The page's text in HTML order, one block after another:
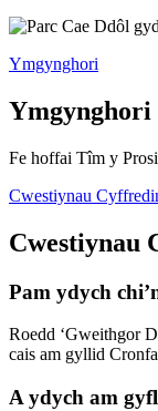
Ymgynghori
Ymgynghori
Fe hoffai Tîm y
Cwestiynau
Cwestiynau
Pam ydych
Roedd ‘Gweithgor
cais am gyllid
A ydych am